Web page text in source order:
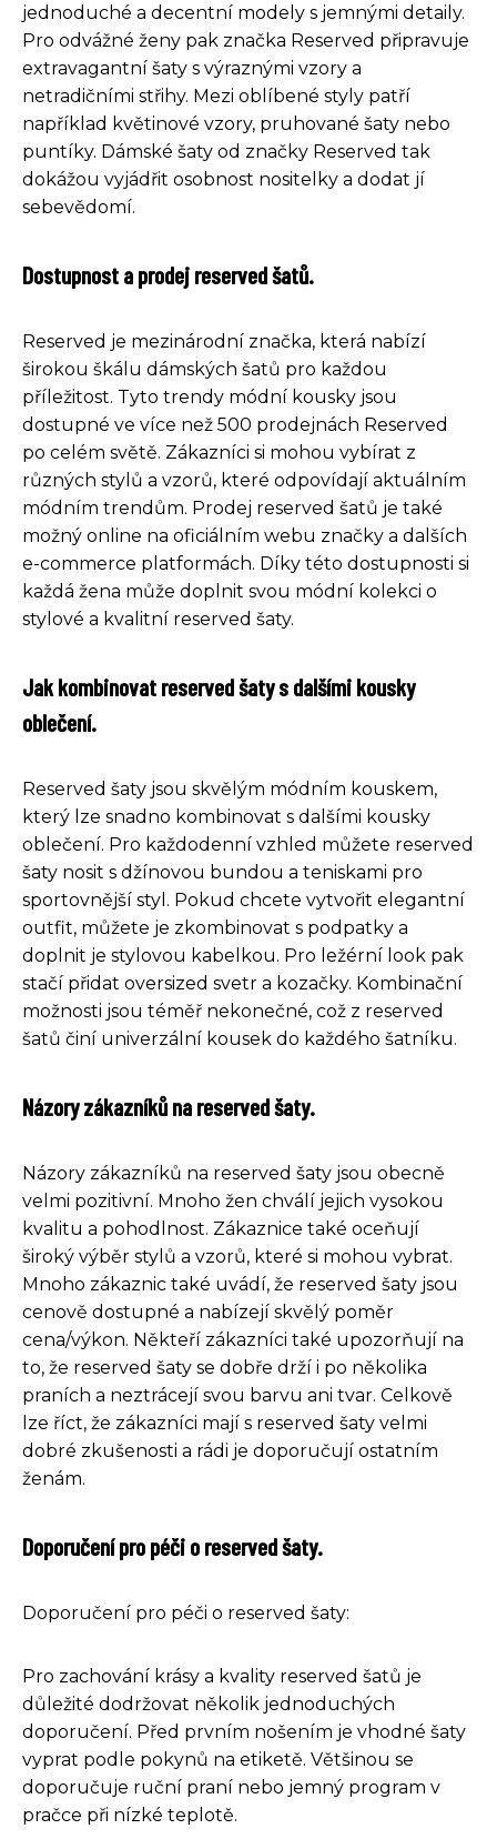
jednoduché a decentní modely s jemnými detaily.
Pro odvážné ženy pak značka Reserved připravuje
extravagantní šaty s výraznými vzory a
netradičními střihy. Mezi oblíbené styly patří
například květinové vzory, pruhované šaty nebo
puntíky. Dámské šaty od značky Reserved tak
dokážou vyjádřit osobnost nositelky a dodat jí
sebevědomí.
Dostupnost a prodej reserved šatů.
Reserved je mezinárodní značka, která nabízí
širokou škálu dámských šatů pro každou
příležitost. Tyto trendy módní kousky jsou
dostupné ve více než 500 prodejnách Reserved
po celém světě. Zákazníci si mohou vybírat z
různých stylů a vzorů, které odpovídají aktuálním
módním trendům. Prodej reserved šatů je také
možný online na oficiálním webu značky a dalších
e-commerce platformách. Díky této dostupnosti si
každá žena může doplnit svou módní kolekci o
stylové a kvalitní reserved šaty.
Jak kombinovat reserved šaty s dalšími kousky
oblečení.
Reserved šaty jsou skvělým módním kouskem,
který lze snadno kombinovat s dalšími kousky
oblečení. Pro každodenní vzhled můžete reserved
šaty nosit s džínovou bundou a teniskami pro
sportovnější styl. Pokud chcete vytvořit elegantní
outfit, můžete je zkombinovat s podpatky a
doplnit je stylovou kabelkou. Pro ležérní look pak
stačí přidat oversized svetr a kozačky. Kombinační
možnosti jsou téměř nekonečné, což z reserved
šatů činí univerzální kousek do každého šatníku.
Názory zákazníků na reserved šaty.
Názory zákazníků na reserved šaty jsou obecně
velmi pozitivní. Mnoho žen chválí jejich vysokou
kvalitu a pohodlnost. Zákaznice také oceňují
široký výběr stylů a vzorů, které si mohou vybrat.
Mnoho zákaznic také uvádí, že reserved šaty jsou
cenově dostupné a nabízejí skvělý poměr
cena/výkon. Někteří zákazníci také upozorňují na
to, že reserved šaty se dobře drží i po několika
praních a neztrácejí svou barvu ani tvar. Celkově
lze říct, že zákazníci mají s reserved šaty velmi
dobré zkušenosti a rádi je doporučují ostatním
ženám.
Doporučení pro péči o reserved šaty.
Doporučení pro péči o reserved šaty:
Pro zachování krásy a kvality reserved šatů je
důležité dodržovat několik jednoduchých
doporučení. Před prvním nošením je vhodné šaty
vyprat podle pokynů na etiketě. Většinou se
doporučuje ruční praní nebo jemný program v
pračce při nízké teplotě.